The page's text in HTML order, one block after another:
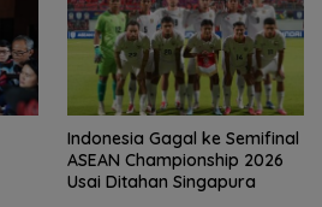
Indonesia Gagal ke Semifinal
ASEAN Championship 2026
Usai Ditahan Singapura